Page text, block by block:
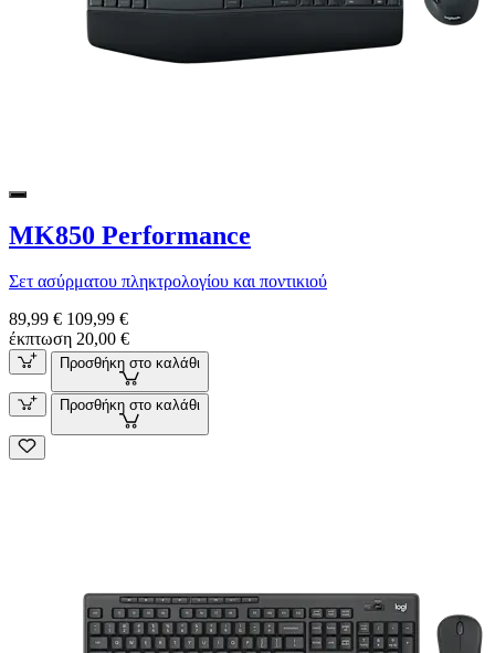
MK850 Performance
Σετ ασύρματου πληκτρολογίου και ποντικιού
89,99 € 109,99 €
έκπτωση 20,00 €
Προσθήκη στο καλάθι
Προσθήκη στο καλάθι